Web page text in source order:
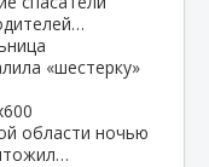
«шестерку»
области ночью